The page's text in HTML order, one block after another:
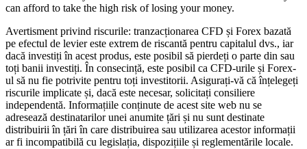
can afford to take the high risk of losing your money.
Avertisment privind riscurile: tranzacționarea CFD și Forex bazată
pe efectul de levier este extrem de riscantă pentru capitalul dvs., iar
dacă investiți în acest produs, este posibil să pierdeți o parte din sau
toți banii investiți. În consecință, este posibil ca CFD-urile și Forex-
ul să nu fie potrivite pentru toți investitorii. Asigurați-vă că înțelegeți
riscurile implicate și, dacă este necesar, solicitați consiliere
independentă. Informațiile conținute de acest site web nu se
adresează destinatarilor unei anumite țări și nu sunt destinate
distribuirii în țări în care distribuirea sau utilizarea acestor informații
ar fi incompatibilă cu legislația, dispozițiile și reglementările locale.